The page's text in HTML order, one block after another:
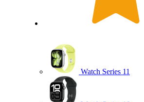
Watch Series 11